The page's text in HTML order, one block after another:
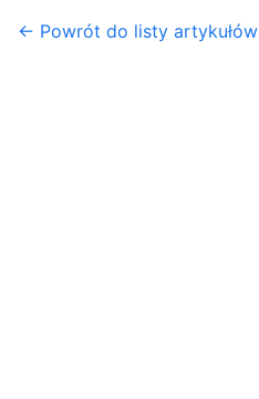
← Powrót do listy artykułów